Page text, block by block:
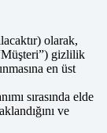
olarak,
gizlilik
en üst
sırasında elde
ve